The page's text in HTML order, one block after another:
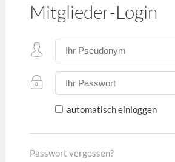
Mitglieder-Login
automatisch einloggen
Passwort vergessen?